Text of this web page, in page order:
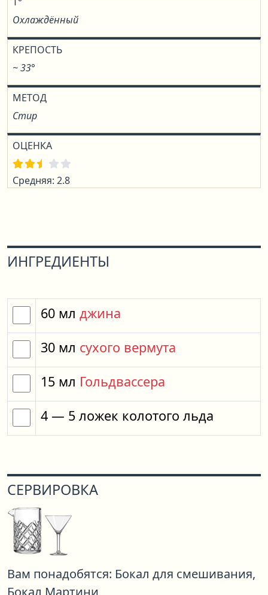
Охлаждённый
КРЕПОСТЬ
~ 33°
МЕТОД
Стир
ОЦЕНКА
Средняя: 2.8
ИНГРЕДИЕНТЫ
60 мл джина
30 мл сухого вермута
15 мл Гольдвассера
4 — 5 ложек колотого льда
СЕРВИРОВКА
Вам понадобятся: Бокал для смешивания,
Бокал Мартини